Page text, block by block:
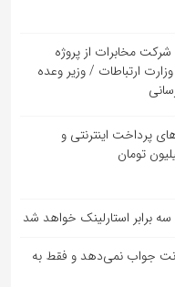
شرکت مخابرات از پروژه
وزارت ارتباطات / وزیر وعده
پرداخت اینترنتی و
برابر استارلینک خواهد شد
جواب نمی‌دهد و فقط به